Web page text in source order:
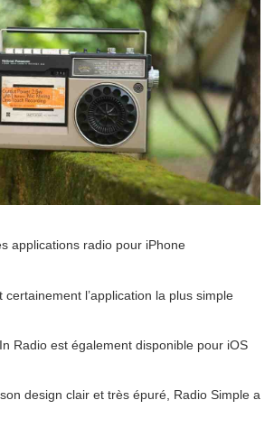
applications radio pour iPhone
certainement l’application la plus simple
Radio est également disponible pour iOS
design clair et très épuré, Radio Simple a